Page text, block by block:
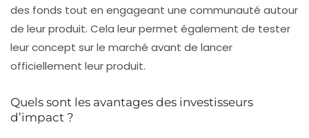
des fonds tout en engageant une communauté autour
de leur produit. Cela leur permet également de tester
leur concept sur le marché avant de lancer
officiellement leur produit.
Quels sont les avantages des investisseurs
d’impact ?